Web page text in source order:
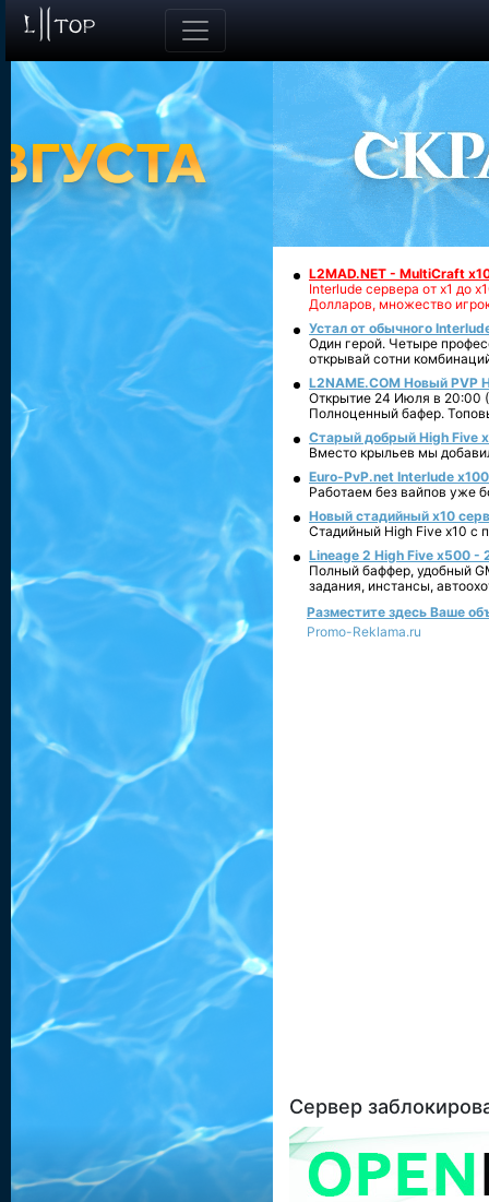
L2MAD.NET - MultiCraft
Interlude сервера от х1 до
Долларов, множество
Устал от обычного
Один герой. Четыре
открывай сотни
L2NAME.COM Новый PVP
Открытие 24 Июля в 20:00
Полноценный бафер.
Старый добрый High Five
Вместо крыльев мы
Euro-PvP.net Interlude
Работаем без вайпов уже
Новый стадийный х10
Стадийный High Five x10 с
Lineage 2 High Five x500 -
Полный баффер, удобный
задания, инстансы,
Разместите здесь Ваше
Promo-Reklama.ru
Сервер